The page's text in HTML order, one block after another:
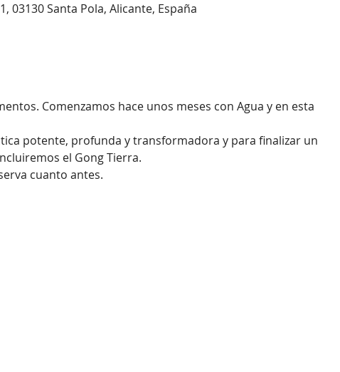
03130 Santa Pola, Alicante, España
Comenzamos hace unos meses con Agua y en esta
potente, profunda y transformadora y para finalizar un
el Gong Tierra.
cuanto antes.